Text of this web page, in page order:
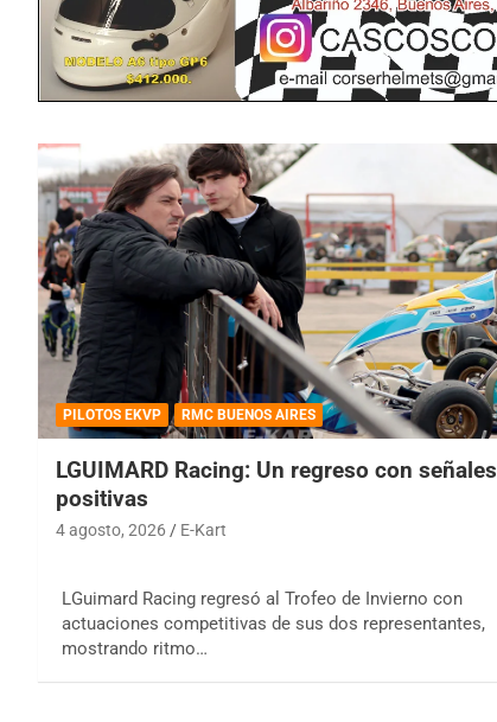
PILOTOS EKVP RMC BUENOS AIRES
LGUIMARD Racing: Un regreso con señales
positivas
4 agosto, 2026 E-Kart
LGuimard Racing regresó al Trofeo de Invierno con
actuaciones competitivas de sus dos representantes,
mostrando ritmo…